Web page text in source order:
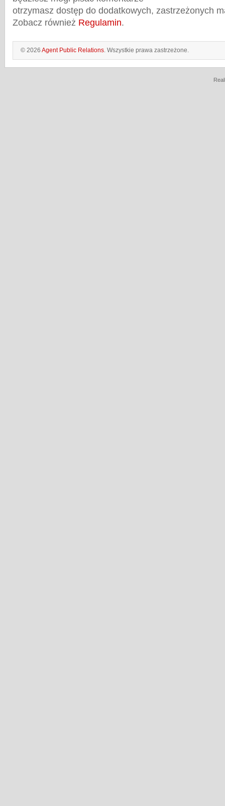
otrzymasz dostęp do dodatkowych, zastrzeżonych
Zobacz również Regulamin.
© 2026 Agent Public Relations. Wszystkie prawa zastrzeżone.